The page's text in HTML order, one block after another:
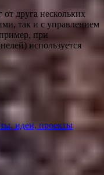
друга нескольких
так и с управлением
при
используется
идеи, проекты